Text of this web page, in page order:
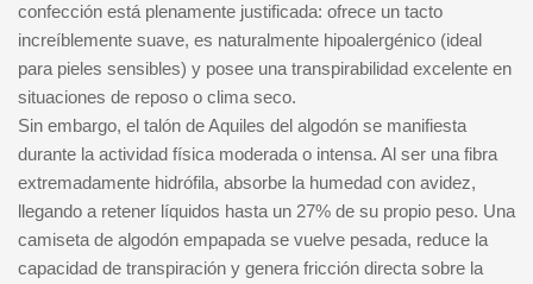
confección está plenamente justificada: ofrece un tacto
increíblemente suave, es naturalmente hipoalergénico (ideal
para pieles sensibles) y posee una transpirabilidad excelente en
situaciones de reposo o clima seco.
Sin embargo, el talón de Aquiles del algodón se manifiesta
durante la actividad física moderada o intensa. Al ser una fibra
extremadamente hidrófila, absorbe la humedad con avidez,
llegando a retener líquidos hasta un 27% de su propio peso. Una
camiseta de algodón empapada se vuelve pesada, reduce la
capacidad de transpiración y genera fricción directa sobre la